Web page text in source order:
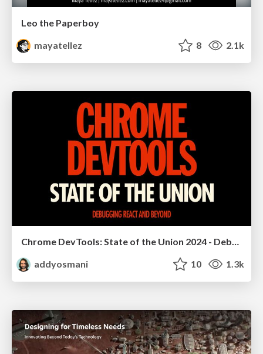
Leo the Paperboy
mayatellez
8 2.1k
Chrome DevTools: State of the Union 2024 - Debugging React & Beyond
addyosmani
10 1.3k